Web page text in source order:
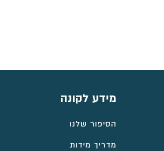
מידע לקונה
הסיפור שלנו
מדריך מידות